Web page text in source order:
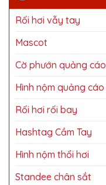
Rối hơi vẫy tay
Mascot
Cờ phướn quảng cáo
Hình nộm quảng cáo
Rối hơi rối bay
Hashtag Cầm Tay
Hình nộm thổi hơi
Standee chân sắt